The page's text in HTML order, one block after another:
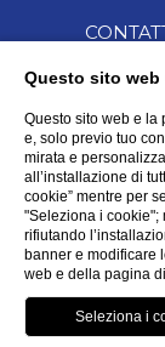
Questo sito
Questo sito web e la
e, solo previo tuo
mirata e
all’installazione di
cookie” mentre per
"Seleziona i cookie";
rifiutando
banner e modificare
web e della pagina